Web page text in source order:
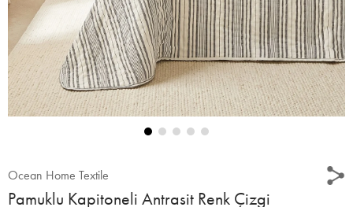
Ocean Home Textile
Pamuklu Kapitoneli Antrasit Renk Çizgi